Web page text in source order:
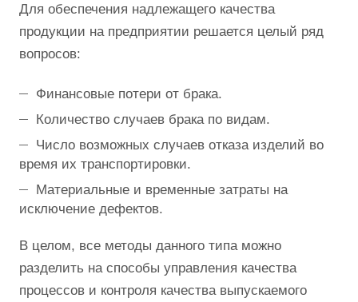
Для обеспечения надлежащего качества
продукции на предприятии решается целый ряд
вопросов:
Финансовые потери от брака.
Количество случаев брака по видам.
Число возможных случаев отказа изделий во
время их транспортировки.
Материальные и временные затраты на
исключение дефектов.
В целом, все методы данного типа можно
разделить на способы управления качества
процессов и контроля качества выпускаемого